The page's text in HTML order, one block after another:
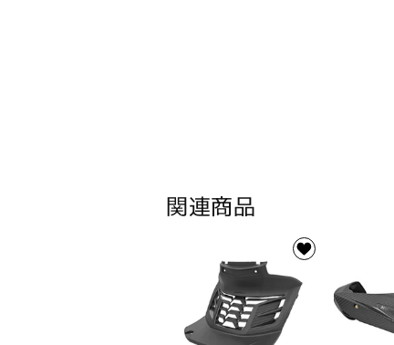
関連商品